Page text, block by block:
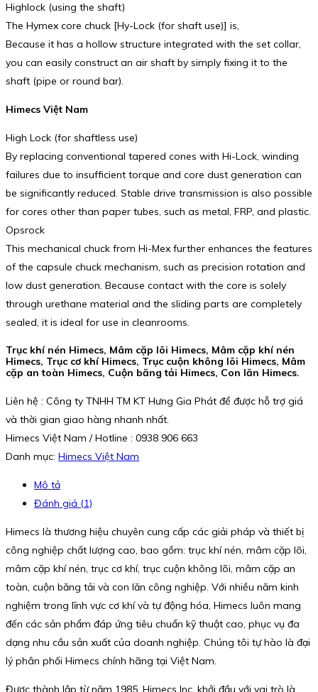
Highlock (using the shaft)
The Hymex core chuck [Hy-Lock (for shaft use)] is,
Because it has a hollow structure integrated with the set collar,
you can easily construct an air shaft by simply fixing it to the
shaft (pipe or round bar).
Himecs Việt Nam
High Lock (for shaftless use)
By replacing conventional tapered cones with Hi-Lock, winding
failures due to insufficient torque and core dust generation can
be significantly reduced. Stable drive transmission is also possible
for cores other than paper tubes, such as metal, FRP, and plastic.
Opsrock
This mechanical chuck from Hi-Mex further enhances the features
of the capsule chuck mechanism, such as precision rotation and
low dust generation. Because contact with the core is solely
through urethane material and the sliding parts are completely
sealed, it is ideal for use in cleanrooms.
Trục khí nén Himecs, Mâm cặp lõi Himecs, Mâm cặp khí nén
Himecs, Trục cơ khí Himecs, Trục cuộn không lõi Himecs, Mâm
cặp an toàn Himecs, Cuộn băng tải Himecs, Con lăn Himecs.
Liên hệ : Công ty TNHH TM KT Hưng Gia Phát để được hỗ trợ giá
và thời gian giao hàng nhanh nhất.
Himecs Việt Nam / Hotline : 0938 906 663
Danh mục: Himecs Việt Nam
Mô tả
Đánh giá (1)
Himecs là thương hiệu chuyên cung cấp các giải pháp và thiết bị
công nghiệp chất lượng cao, bao gồm: trục khí nén, mâm cặp lõi,
mâm cặp khí nén, trục cơ khí, trục cuộn không lõi, mâm cặp an
toàn, cuộn băng tải và con lăn công nghiệp. Với nhiều năm kinh
nghiệm trong lĩnh vực cơ khí và tự động hóa, Himecs luôn mang
đến các sản phẩm đáp ứng tiêu chuẩn kỹ thuật cao, phục vụ đa
dạng nhu cầu sản xuất của doanh nghiệp. Chúng tôi tự hào là đại
lý phân phối Himecs chính hãng tại Việt Nam.
Được thành lập từ năm 1985, Himecs Inc. khởi đầu với vai trò là